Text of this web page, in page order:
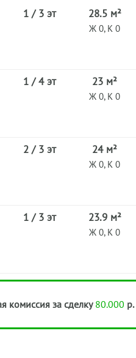
1 / 3 эт 28.5 м²
Ж 0, К 0
1 / 4 эт 23 м²
Ж 0, К 0
2 / 3 эт 24 м²
Ж 0, К 0
1 / 3 эт 23.9 м²
Ж 0, К 0
комиссия за сделку 80.000 р.